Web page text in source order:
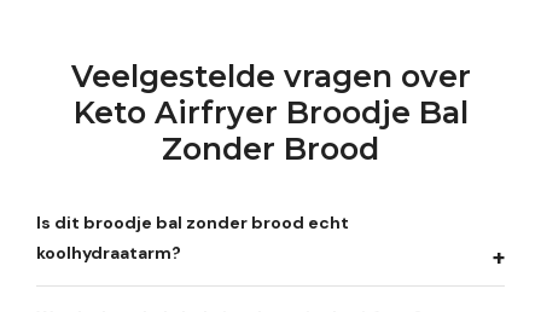
Veelgestelde vragen over
Keto Airfryer Broodje Bal
Zonder Brood
Is dit broodje bal zonder brood echt
koolhydraatarm?